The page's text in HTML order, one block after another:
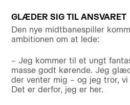
GLÆDER SIG TIL ANSVARET
Den nye midtbanespiller
ambitionen om at lede:
– Jeg kommer til et ungt
masse godt kørende. Jeg
der venter mig – og jeg tror,
Det er derfor, jeg er her.